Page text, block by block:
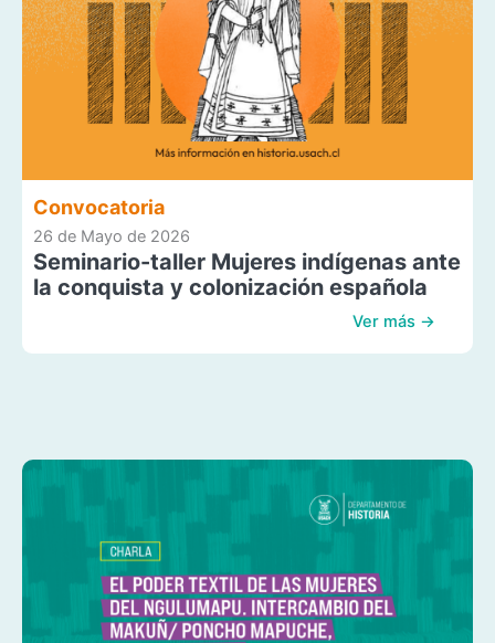
Convocatoria
26 de Mayo de 2026
Seminario-taller Mujeres indígenas ante
la conquista y colonización española
Ver más →